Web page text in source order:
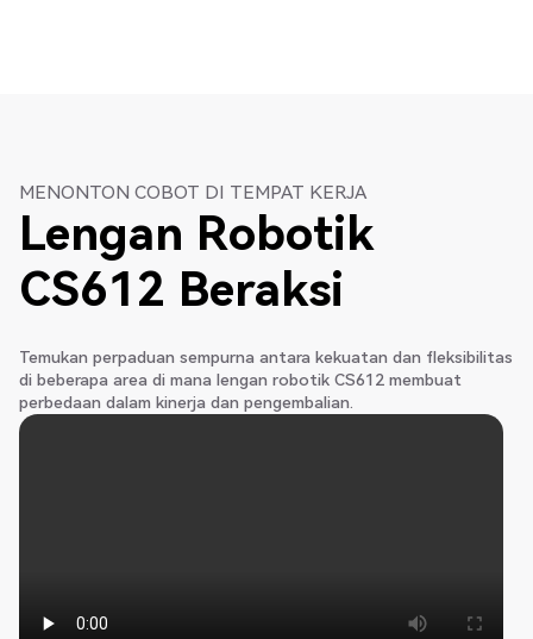
MENONTON COBOT DI TEMPAT KERJA
Lengan Robotik
CS612 Beraksi
Temukan perpaduan sempurna antara kekuatan dan fleksibilitas
di beberapa area di mana lengan robotik CS612 membuat
perbedaan dalam kinerja dan pengembalian.